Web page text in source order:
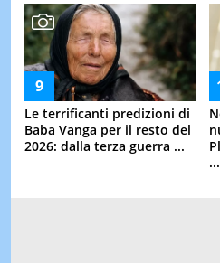
Le terrificanti predizioni di
Baba Vanga per il resto del
2026: dalla terza guerra ...
...